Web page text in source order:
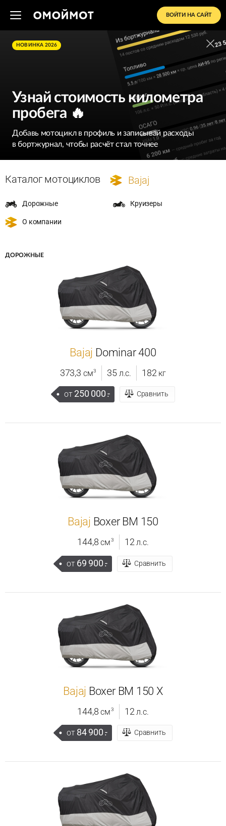
ВОЙТИ НА САЙТ
НОВИНКА 2026
Узнай стоимость километра
пробега 🔥
Добавь мотоцикл в профиль и записывай расходы
в бортжурнал, чтобы расчёт стал точнее
Каталог мотоциклов Bajaj
ДОРОЖНЫЕ
Bajaj Dominar 400
373,3 см3 35 л.с. 182 кг
от 250 000.- Сравнить
Bajaj Boxer BM 150
144,8 см3 12 л.с.
от 69 900.- Сравнить
Bajaj Boxer BM 150 X
144,8 см3 12 л.с.
от 84 900.- Сравнить
Дорожные Круизеры
О компании